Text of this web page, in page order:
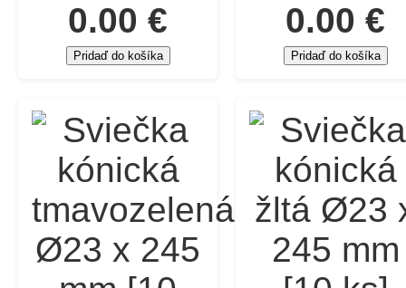
0.00 €
Pridaď do košíka
0.00 €
Pridaď do košíka